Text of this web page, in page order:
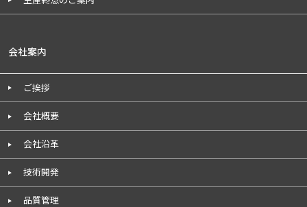
会社案内
ご挨拶
会社概要
会社沿革
技術開発
品質管理